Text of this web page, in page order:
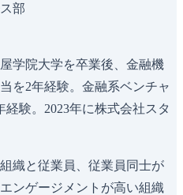
部
学院大学を卒業後、金融機
を2年経験。金融系ベンチャ
経験。2023年に株式会社スタ
織と従業員、従業員同士が
ンゲージメントが高い組織